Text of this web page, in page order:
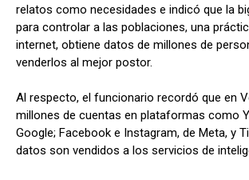
relatos como necesidades e indicó que la
para controlar a las poblaciones, una
internet, obtiene datos de millones de
venderlos al mejor postor.
Al respecto, el funcionario recordó que en
millones de cuentas en plataformas como
Google; Facebook e Instagram, de Meta, y
datos son vendidos a los servicios de